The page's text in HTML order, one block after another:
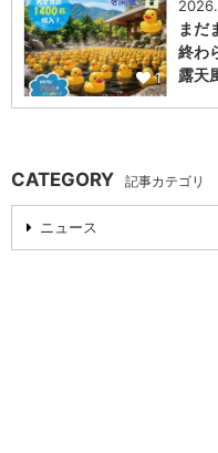
1
まだ
終わ
露天
CATEGORY 記事カテゴリ
ニュース